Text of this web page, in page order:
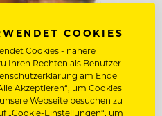
COOKIES
Cookies - nähere
Ihren Rechten als Benutzer
am Ende
Akzeptieren“, um Cookies
Webseite besuchen zu
„Cookie-Einstellungen“, um